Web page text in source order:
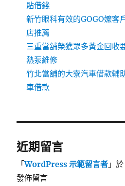
貼借錢
新竹眼科有效的GOGO嬤客
店推薦
三重當舖榮獲眾多黃金回收
熱泵維修
竹北當舖的大寮汽車借款輔
車借款
近期留言
「WordPress 示範留言者 」
發佈留言